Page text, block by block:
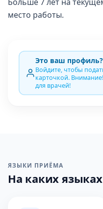
место работы.
Это ваш профиль?
Войдите, чтобы
карточкой.
для врачей!
ЯЗЫКИ ПРИЁМА
На каких